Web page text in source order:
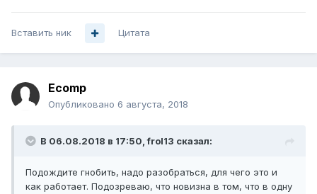
Вставить ник Цитата
Ecomp
Опубликовано 6 августа, 2018
В 06.08.2018 в 17:50,frol13 сказал:
Подождите гнобить, надо разобраться, для чего это и
как работает. Подозреваю, что новизна в том, что в одну